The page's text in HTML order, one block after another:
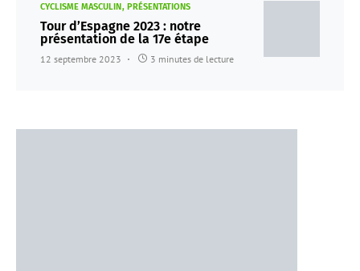
CYCLISME MASCULIN PRÉSENTATIONS
Tour d’Espagne 2023 : notre
présentation de la 17e étape
12 septembre 2023 3 minutes de lecture